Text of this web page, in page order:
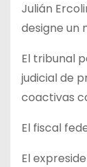
Julián
designe un
El tribunal
judicial de
coactivas
El fiscal
El